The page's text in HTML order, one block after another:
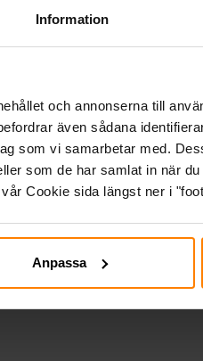
Information
och annonserna till
även sådana
som vi samarbetar med.
som de har samlat in när
Cookie sida längst ner i
Anpassa